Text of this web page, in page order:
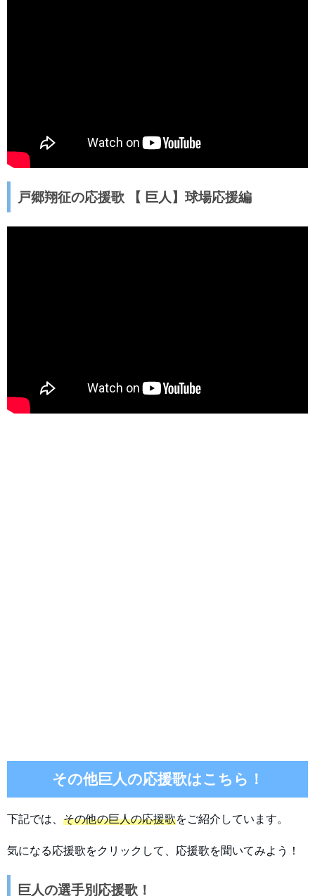
戸郷翔征の応援歌 【 巨人】球場応援編
その他巨人の応援歌はこちら！
下記では、 その他の巨人の応援歌をご紹介しています。
気になる応援歌をクリックして、応援歌を聞いてみよう！
巨人の選手別応援歌！